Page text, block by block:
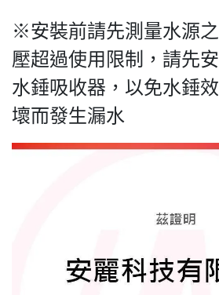
※安裝前請先測量水源
壓超過使用限制，請先
水錘吸收器，以免水錘
壞而發生漏水